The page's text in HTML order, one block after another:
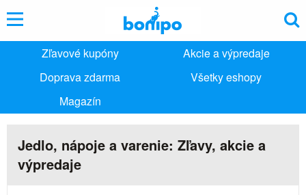
Zľavové kupóny
Akcie a výpredaje
Doprava zdarma
Všetky eshopy
Magazín
Jedlo, nápoje a varenie: Zľavy, akcie a
výpredaje